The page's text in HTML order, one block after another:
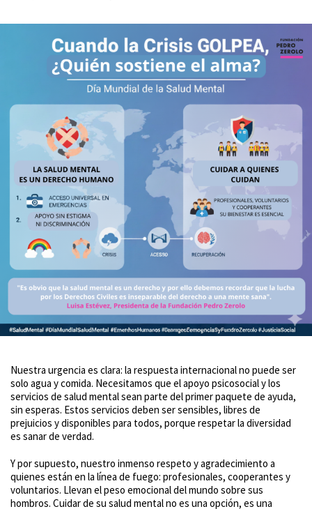
Nuestra urgencia es clara: la respuesta internacional no puede ser
solo agua y comida. Necesitamos que el apoyo psicosocial y los
servicios de salud mental sean parte del primer paquete de ayuda,
sin esperas. Estos servicios deben ser sensibles, libres de
prejuicios y disponibles para todos, porque respetar la diversidad
es sanar de verdad.
Y por supuesto, nuestro inmenso respeto y agradecimiento a
quienes están en la línea de fuego: profesionales, cooperantes y
voluntarios. Llevan el peso emocional del mundo sobre sus
hombros. Cuidar de su salud mental no es una opción, es una